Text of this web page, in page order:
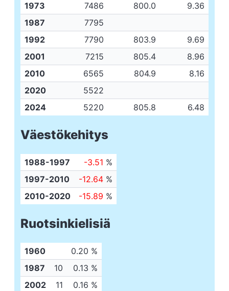
1973
7486 800.0
9.36
1987
7795
1992
7790 803.9
9.69
2001
7215 805.4
8.96
2010
6565 804.9
8.16
2020
5522
2024
5220 805.8 6.48
Väestökehitys
1988-1997 -3.51 %
1997-2010
-12.64 %
2010-2020
-15.89 %
Ruotsinkielisiä
1960
0.20 %
1987
10
0.13 %
2002
11
0.16 %